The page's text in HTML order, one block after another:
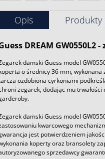
Opis Produkty
DREAM GW0550L2
damski Guess model
o średnicy 36 mm, wykonana
ozdobiona cyrkoniami
zegarek, dodając mu
damski Guess model
kwarcowego
jest potwierdzeniem
koperty oraz bransolety
sprzedawcy